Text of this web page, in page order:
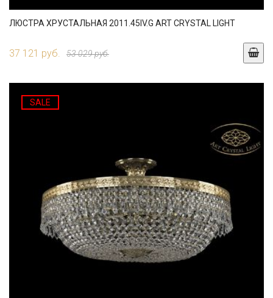
ЛЮСТРА ХРУСТАЛЬНАЯ 2011.45IV.G ART CRYSTAL LIGHT
37 121 руб. 53 029 руб.
SALE